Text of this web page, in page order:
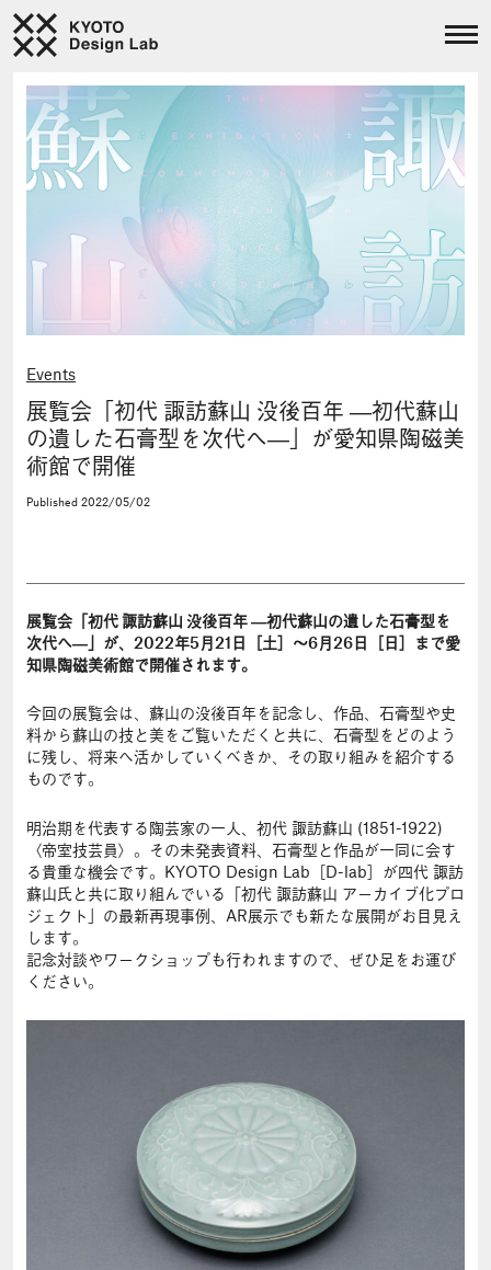
Events
展覧会「初代 諏訪蘇山 没後百年 ―初代蘇山
の遺した石膏型を次代へ―」が愛知県陶磁美
術館で開催
Published 2022/05/02
展覧会「初代 諏訪蘇山 没後百年 ―初代蘇山の遺した石膏型を
次代へ―」が、2022年5月21日［土］〜6月26日［日］まで愛
知県陶磁美術館で開催されます。
今回の展覧会は、蘇山の没後百年を記念し、作品、石膏型や史
料から蘇山の技と美をご覧いただくと共に、石膏型をどのよう
に残し、将来へ活かしていくべきか、その取り組みを紹介する
ものです。
明治期を代表する陶芸家の一人、初代 諏訪蘇山 (1851-1922)
〈帝室技芸員〉。その未発表資料、石膏型と作品が一同に会す
る貴重な機会です。KYOTO Design Lab［D-lab］が四代 諏訪
蘇山氏と共に取り組んでいる「初代 諏訪蘇山 アーカイブ化プロ
ジェクト」の最新再現事例、AR展示でも新たな展開がお目見え
します。
記念対談やワークショップも行われますので、ぜひ足をお運び
ください。